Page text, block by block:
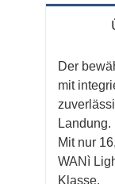
Der
mit
Landung.
Mit nur
WANì
Klasse.